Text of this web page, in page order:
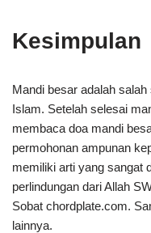
Kesimpulan
Mandi besar adalah
Islam. Setelah selesai
membaca doa mandi
permohonan ampunan
memiliki arti yang sangat
perlindungan dari Allah
Sobat chordplate.com.
lainnya.